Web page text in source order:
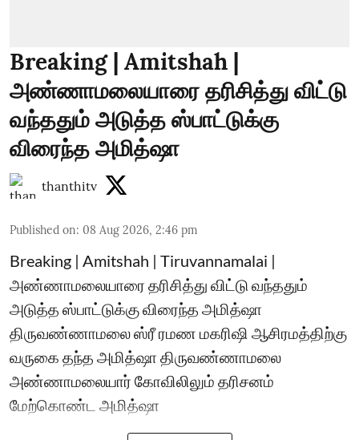
Breaking | Amitshah |
அண்ணாமலையாரை தரிசித்து விட்டு
வந்ததும் அடுத்த ஸ்பாட்டுக்கு
விரைந்த அமித்ஷா
thanthitv
Published on: 08 Aug 2026, 2:46 pm
Breaking | Amitshah | Tiruvannamalai |
அண்ணாமலையாரை தரிசித்து விட்டு வந்ததும்
அடுத்த ஸ்பாட்டுக்கு விரைந்த அமித்ஷா
திருவண்ணாமலை ஸ்ரீ ரமண மகரிஷி ஆசிரமத்திற்கு
வருகை தந்த அமித்ஷா திருவண்ணாமலை
அண்ணாமலையார் கோவிலிலும் தரிசனம்
மேற்கொண்ட அமித்ஷா